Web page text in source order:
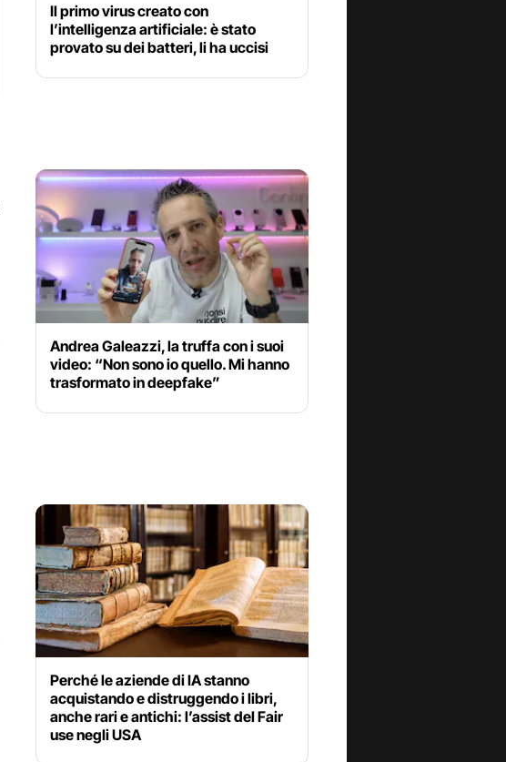
Il primo virus creato con
l’intelligenza artificiale: è stato
provato su dei batteri, li ha uccisi
Andrea Galeazzi, la truffa con i suoi
video: “Non sono io quello. Mi hanno
trasformato in deepfake”
Perché le aziende di IA stanno
acquistando e distruggendo i libri,
anche rari e antichi: l’assist del Fair
use negli USA